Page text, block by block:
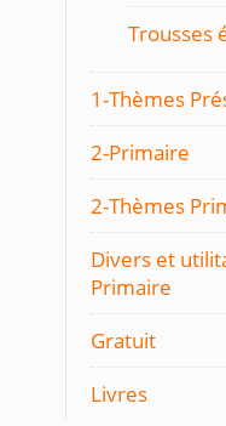
Trousses
1-Thèmes
2-Primaire
2-Thèmes
Divers et
Primaire
Gratuit
Livres